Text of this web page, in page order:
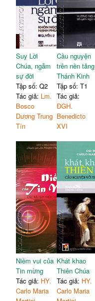
Suy Lời
Chúa, ngẫm
sự đời
Tập số: Q2
Tác giả: Lm.
Bosco
Dương Trung
Tín
Cầu nguyện
trên nền tảng
Thánh Kinh
Tập số: T1
Tác giả:
ĐGH.
Benedicto
XVI
Niềm vui của
Tin mừng
Tác giả: HY.
Carlo Maria
Khát khao
Thiên Chúa
Tác giả: HY.
Carlo Maria